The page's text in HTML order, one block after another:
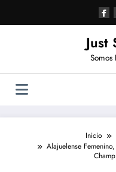
contenido
Just
Somos
Inicio
Alajuelense